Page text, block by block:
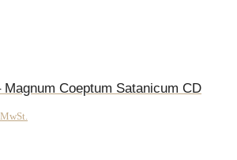
Magnum Coeptum Satanicum CD